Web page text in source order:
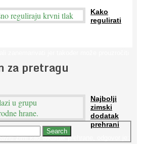
Kako
regulirati
Najbolji
zimski
dodatak
prehrani
zimi kao dodatak prehrane, odgovor je:
za pretragu